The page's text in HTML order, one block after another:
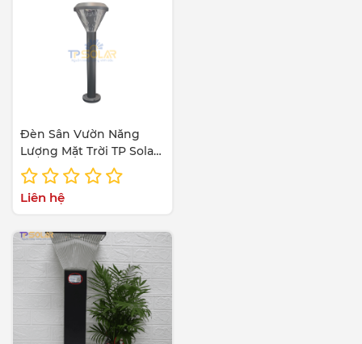
Đèn Sân Vườn Năng
Lượng Mặt Trời TP Solar
TP-Solar TP-CP03
Liên hệ